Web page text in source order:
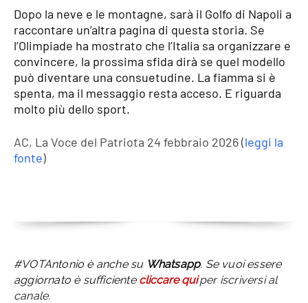
Dopo la neve e le montagne, sarà il Golfo di Napoli a
raccontare un’altra pagina di questa storia. Se
l’Olimpiade ha mostrato che l’Italia sa organizzare e
convincere, la prossima sfida dirà se quel modello
può diventare una consuetudine. La fiamma si è
spenta, ma il messaggio resta acceso. E riguarda
molto più dello sport.
AC, La Voce del Patriota 24 febbraio 2026 (leggi la
fonte)
#VOTAntonio è anche su Whatsapp. Se vuoi essere
aggiornato è sufficiente cliccare qui per iscriversi al
canale.